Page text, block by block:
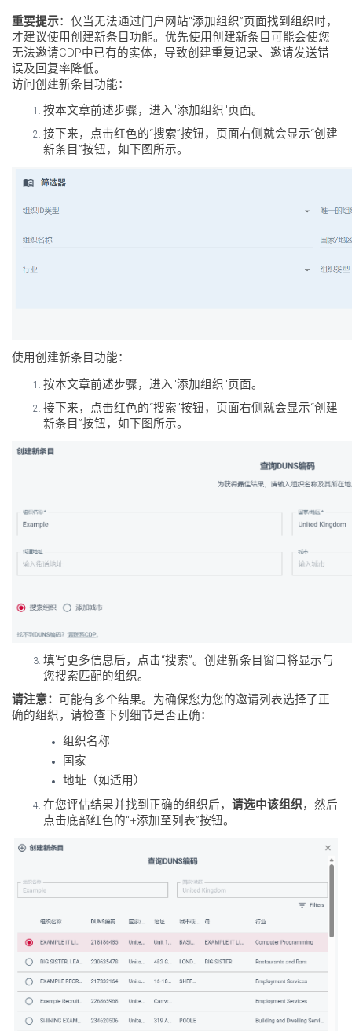
重要提示：仅当无法通过门户网站“添加组织”页面找到组织时，
才建议使用创建新条目功能。优先使用创建新条目可能会使您
无法邀请CDP中已有的实体，导致创建重复记录、邀请发送错
误及回复率降低。
访问创建新条目功能：
按本文章前述步骤，进入"添加组织"页面。
接下来，点击红色的“搜索”按钮，页面右侧就会显示“创建
新条目”按钮，如下图所示。
使用创建新条目功能：
按本文章前述步骤，进入"添加组织"页面。
接下来，点击红色的“搜索”按钮，页面右侧就会显示“创建
新条目”按钮，如下图所示。
填写更多信息后，点击“搜索”。创建新条目窗口将显示与
您搜索匹配的组织。
请注意： 可能有多个结果。为确保您为您的邀请列表选择了正
确的组织，请检查下列细节是否正确：
组织名称
国家
地址（如适用）
在您评估结果并找到正确的组织后， 请选中该组织，然后
点击底部红色的“+添加至列表”按钮。